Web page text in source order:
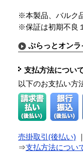
※本製品、バルク
※保証は初期不良
ぷらっとオン
支払方法につい
以下のお支払い方
売掛取引(後払い)
⇒支払方法につい